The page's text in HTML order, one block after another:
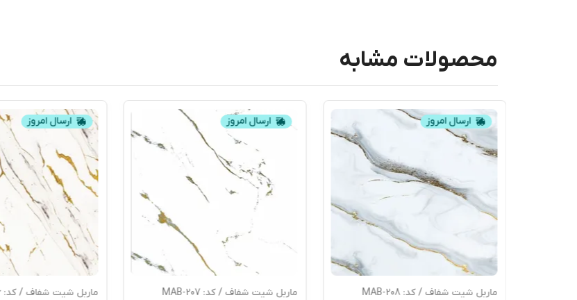
محصولات مشابه
ارسال امروز
ماربل شیت شفاف / کد: MAB-208
ارسال امروز
ماربل شیت شفاف / کد: MAB-207
ارسال امروز
ماربل شیت شفاف / کد: MAB-206